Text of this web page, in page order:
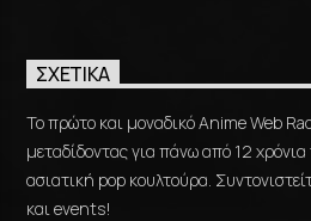
ΣΧΕΤΙΚΆ
Το πρώτο και μοναδικό Anime Web
μεταδίδοντας για πάνω από 12
ασιατική pop κουλτούρα.
και events!